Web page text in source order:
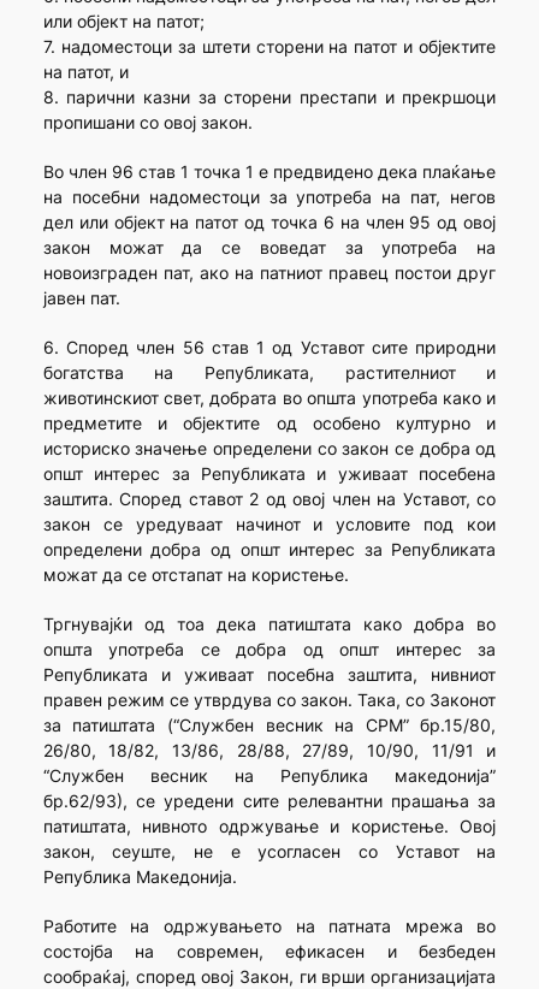
или објект на патот;
7. надоместоци за штети сторени на патот и објектите
на патот, и
8. парични казни за сторени престапи и прекршоци
пропишани со овој закон.
Во член 96 став 1 точка 1 е предвидено дека плаќање
на посебни надоместоци за употреба на пат, негов
дел или објект на патот од точка 6 на член 95 од овој
закон можат да се воведат за употреба на
новоизграден пат, ако на патниот правец постои друг
јавен пат.
6. Според член 56 став 1 од Уставот сите природни
богатства на Републиката, растителниот и
животинскиот свет, добрата во општа употреба како и
предметите и објектите од особено културно и
историско значење определени со закон се добра од
општ интерес за Републиката и уживаат посебена
заштита. Според ставот 2 од овој член на Уставот, со
закон се уредуваат начинот и условите под кои
определени добра од општ интерес за Републиката
можат да се отстапат на користење.
Тргнувајќи од тоа дека патиштата како добра во
општа употреба се добра од општ интерес за
Републиката и уживаат посебна заштита, нивниот
правен режим се утврдува со закон. Така, со Законот
за патиштата (“Службен весник на СРМ” бр.15/80,
26/80, 18/82, 13/86, 28/88, 27/89, 10/90, 11/91 и
“Службен весник на Република македонија”
бр.62/93), се уредени сите релевантни прашања за
патиштата, нивното одржување и користење. Овој
закон, сеуште, не е усогласен со Уставот на
Република Македонија.
Работите на одржувањето на патната мрежа во
состојба на современ, ефикасен и безбеден
сообраќај, според овој Закон, ги врши организацијата